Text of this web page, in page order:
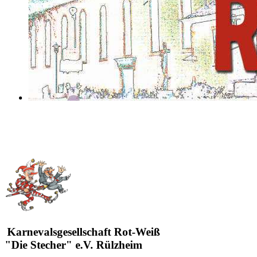
Karnevalsgesellschaft Rot-Weiß
"Die Stecher" e.V. Rülzheim